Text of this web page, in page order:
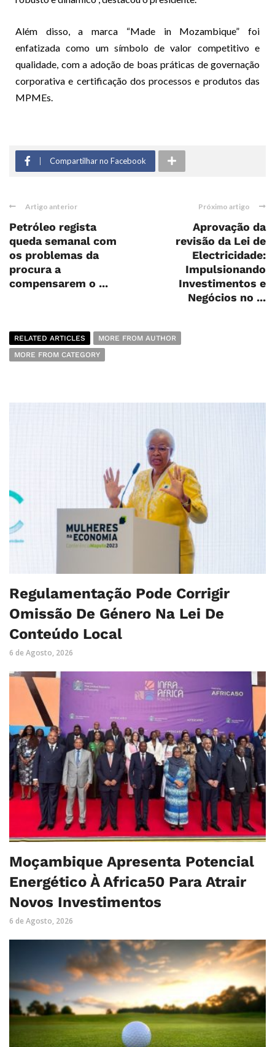
Além disso, a marca “Made in Mozambique” foi
enfatizada como um símbolo de valor competitivo e
qualidade, com a adoção de boas práticas de governação
corporativa e certificação dos processos e produtos das
MPMEs.
Compartilhar no Facebook
Artigo anterior
Petróleo regista
queda semanal com
os problemas da
procura a
compensarem o ...
Próximo artigo
Aprovação da
revisão da Lei de
Electricidade:
Impulsionando
Investimentos e
Negócios no ...
RELATED ARTICLES
MORE FROM AUTHOR
MORE FROM CATEGORY
Regulamentação Pode Corrigir
Omissão De Género Na Lei De
Conteúdo Local
6 de Agosto, 2026
Moçambique Apresenta Potencial
Energético À Africa50 Para Atrair
Novos Investimentos
6 de Agosto, 2026